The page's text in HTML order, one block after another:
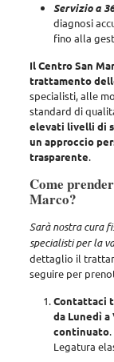
Servizio a
diagnosi
fino alla
Il Centro San
trattamento
specialisti, alle
standard di
elevati livelli di
un approccio
trasparente.
Come
Marco?
Sarà nostra cura
specialisti per la
dettaglio il
seguire per
Contattaci
da Lunedì a
continuato.
Legatura